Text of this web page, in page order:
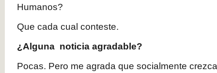
Humanos?
Que cada cual conteste.
¿Alguna noticia agradable?
Pocas. Pero me agrada que socialmente